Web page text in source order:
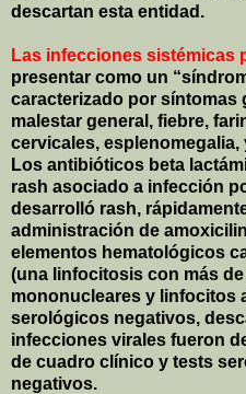
descartan esta entidad.
Las infecciones sistémicas
presentar como un
caracterizado por síntomas
malestar general, fiebre,
cervicales, esplenomegalia,
Los antibióticos beta
rash asociado a infección
desarrolló rash,
administración de
elementos hematológicos
(una linfocitosis con más
mononucleares y linfocitos
serológicos negativos,
infecciones virales fueron
de cuadro clínico y tests
negativos.